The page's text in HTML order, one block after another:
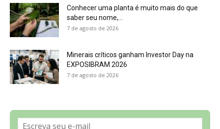
Política de Privacidade, LGPD e RGPD